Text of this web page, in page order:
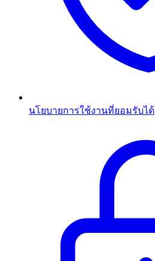
นโยบายการใช้งานที่ยอมรับได้